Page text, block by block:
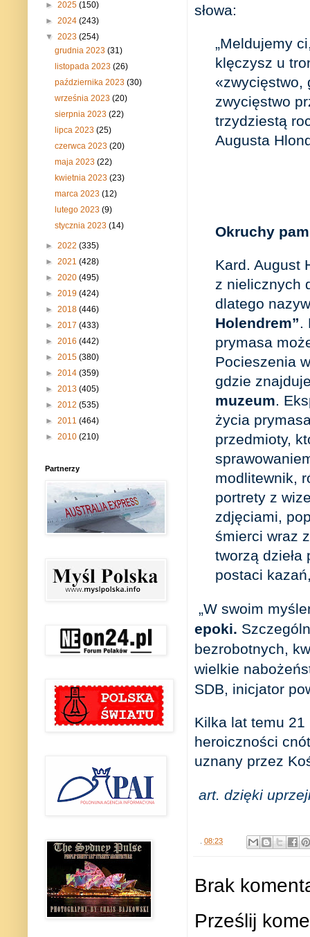
słowa:
„Meldujemy
klęczysz u
«zwycięstwo,
zwycięstwo
trzydziestą
Augusta
Okruchy
Kard. August
z nielicznych
dlatego
Holendrem”.
prymasa
Pocieszenia
gdzie
muzeum.
życia
przedmioty,
modlitewnik,
portrety z
zdjęciami,
śmierci wraz
tworzą
postaci
„W swoim
epoki.
bezrobotnych,
wielkie
SDB, inicjator
Kilka lat temu 21
heroiczności
uznany przez
art. dzięki
08:23
Brak
Prześlij
► 2025 (150)
► 2024 (243)
▼ 2023 (254)
grudnia 2023(31)
listopada 2023(26)
października 2023(30)
września 2023(20)
sierpnia 2023(22)
lipca 2023(25)
czerwca 2023(20)
maja 2023(22)
kwietnia 2023(23)
marca 2023(12)
lutego 2023(9)
stycznia 2023(14)
► 2022 (335)
► 2021 (428)
► 2020 (495)
► 2019 (424)
► 2018 (446)
► 2017 (433)
► 2016 (442)
► 2015 (380)
► 2014 (359)
► 2013 (405)
► 2012 (535)
► 2011 (464)
► 2010 (210)
Partnerzy